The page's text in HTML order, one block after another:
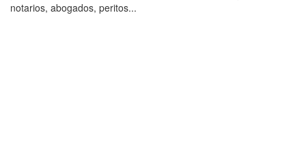
notarios, abogados, peritos...